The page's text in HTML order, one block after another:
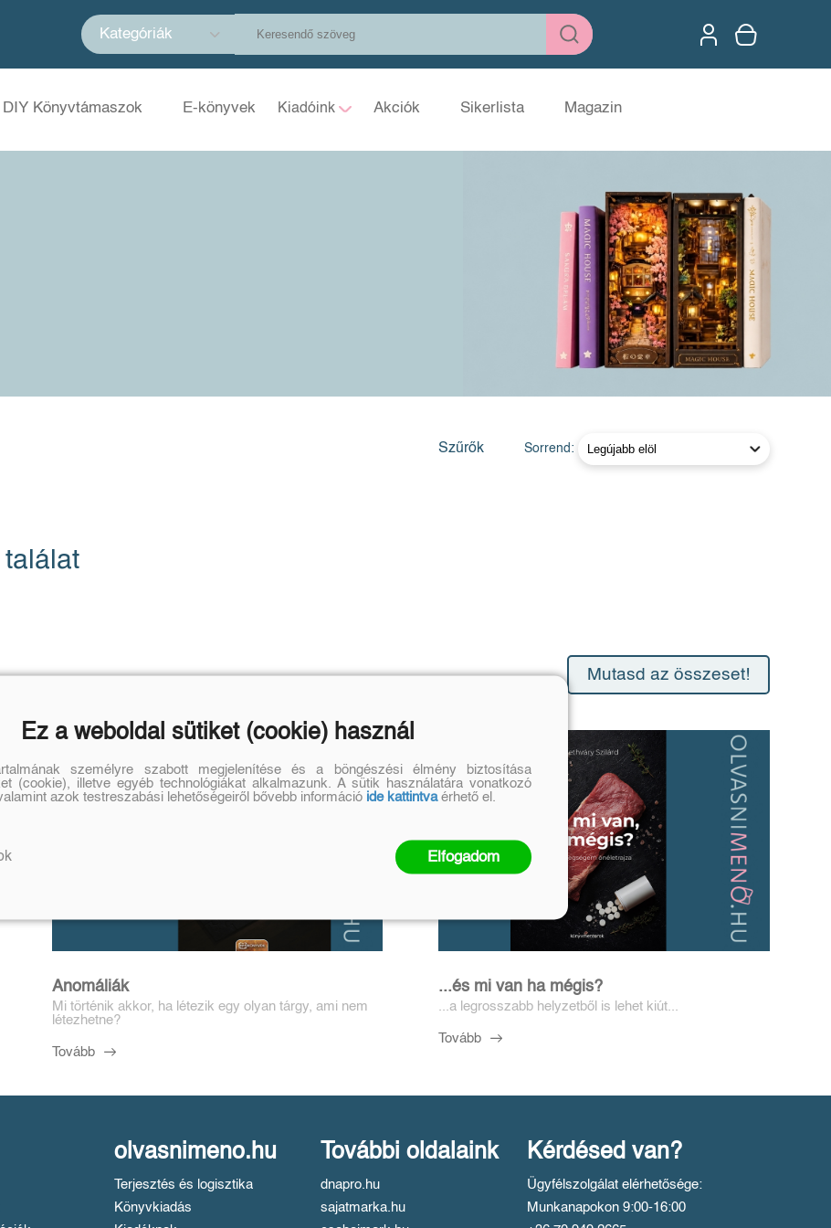
Kategóriák
DIY Könyvtámaszok E-könyvek Kiadóink Akciók Sikerlista Magazin
Szűrők Sorrend:
Mutasd az összeset!
Anomáliák
Mi történik akkor, ha létezik egy olyan tárgy, ami nem
létezhetne?
Tovább
...és mi van ha mégis?
...a legrosszabb helyzetből is lehet kiút...
Tovább
olvasnimeno.hu
Terjesztés és logisztika
Könyvkiadás
További oldalaink
dnapro.hu
sajatmarka.hu
Kérdésed van?
Ügyfélszolgálat elérhetősége:
Munkanapokon 9:00-16:00
Ez a weboldal sütiket (cookie) használ
személyre szabott megjelenítése és a böngészési élmény biztosítása
(cookie), illetve egyéb technológiákat alkalmazunk. A sütik használatára vonatkozó
azok testreszabási lehetőségeiről bővebb információ ide kattintvaérhető el.
Elfogadom